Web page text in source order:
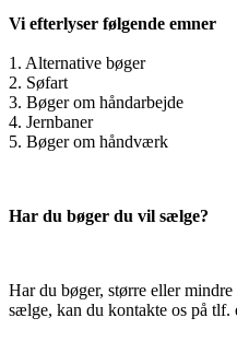
Vi efterlyser følgende emner
1. Alternative bøger
2. Søfart
3. Bøger om håndarbejde
4. Jernbaner
5. Bøger om håndværk
Har du bøger du vil sælge?
Har du bøger, større eller
sælge, kan du kontakte os på tlf.